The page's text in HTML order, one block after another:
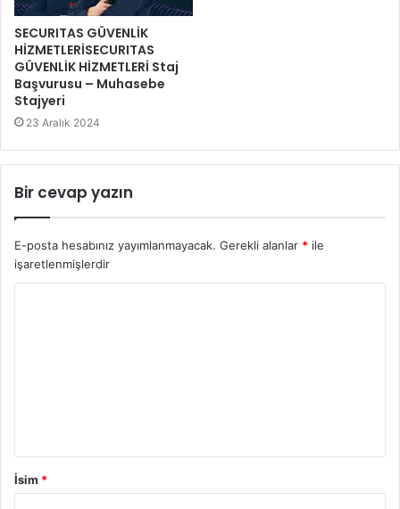
SECURITAS GÜVENLİK
HİZMETLERİSECURITAS
GÜVENLİK HİZMETLERİ Staj
Başvurusu – Muhasebe
Stajyeri
23 Aralık 2024
Bir cevap yazın
E-posta hesabınız yayımlanmayacak. Gerekli alanlar * ile
işaretlenmişlerdir
İsim *